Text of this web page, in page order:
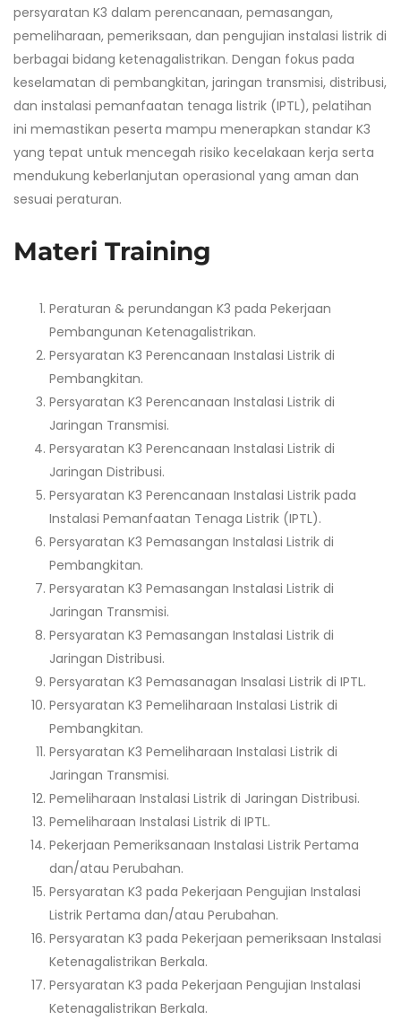
persyaratan K3 dalam perencanaan, pemasangan,
pemeliharaan, pemeriksaan, dan pengujian instalasi listrik di
berbagai bidang ketenagalistrikan. Dengan fokus pada
keselamatan di pembangkitan, jaringan transmisi, distribusi,
dan instalasi pemanfaatan tenaga listrik (IPTL), pelatihan
ini memastikan peserta mampu menerapkan standar K3
yang tepat untuk mencegah risiko kecelakaan kerja serta
mendukung keberlanjutan operasional yang aman dan
sesuai peraturan.
Materi Training
Peraturan & perundangan K3 pada Pekerjaan
Pembangunan Ketenagalistrikan.
Persyaratan K3 Perencanaan Instalasi Listrik di
Pembangkitan.
Persyaratan K3 Perencanaan Instalasi Listrik di
Jaringan Transmisi.
Persyaratan K3 Perencanaan Instalasi Listrik di
Jaringan Distribusi.
Persyaratan K3 Perencanaan Instalasi Listrik pada
Instalasi Pemanfaatan Tenaga Listrik (IPTL).
Persyaratan K3 Pemasangan Instalasi Listrik di
Pembangkitan.
Persyaratan K3 Pemasangan Instalasi Listrik di
Jaringan Transmisi.
Persyaratan K3 Pemasangan Instalasi Listrik di
Jaringan Distribusi.
Persyaratan K3 Pemasanagan Insalasi Listrik di IPTL.
Persyaratan K3 Pemeliharaan Instalasi Listrik di
Pembangkitan.
Persyaratan K3 Pemeliharaan Instalasi Listrik di
Jaringan Transmisi.
Pemeliharaan Instalasi Listrik di Jaringan Distribusi.
Pemeliharaan Instalasi Listrik di IPTL.
Pekerjaan Pemeriksanaan Instalasi Listrik Pertama
dan/atau Perubahan.
Persyaratan K3 pada Pekerjaan Pengujian Instalasi
Listrik Pertama dan/atau Perubahan.
Persyaratan K3 pada Pekerjaan pemeriksaan Instalasi
Ketenagalistrikan Berkala.
Persyaratan K3 pada Pekerjaan Pengujian Instalasi
Ketenagalistrikan Berkala.